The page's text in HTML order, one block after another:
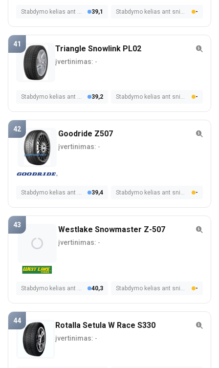
Stabdymo kelias ant šlapios dangos 39,1 Stabdymo kelias ant sniego -
41 Triangle Snowlink PL02
įvertinimas: -
Stabdymo kelias ant šlapios dangos 39,2 Stabdymo kelias ant sniego -
42 Goodride Z507
įvertinimas: -
Stabdymo kelias ant šlapios dangos 39,4 Stabdymo kelias ant sniego -
43 Westlake Snowmaster Z-507
įvertinimas: -
Stabdymo kelias ant šlapios dangos 40,3 Stabdymo kelias ant sniego -
44 Rotalla Setula W Race S330
įvertinimas: -